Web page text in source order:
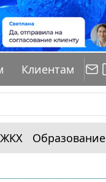
Клиентам
ЖКХ Образование